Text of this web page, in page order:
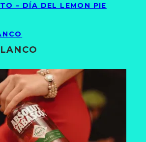
– DÍA DEL LEMON PIE